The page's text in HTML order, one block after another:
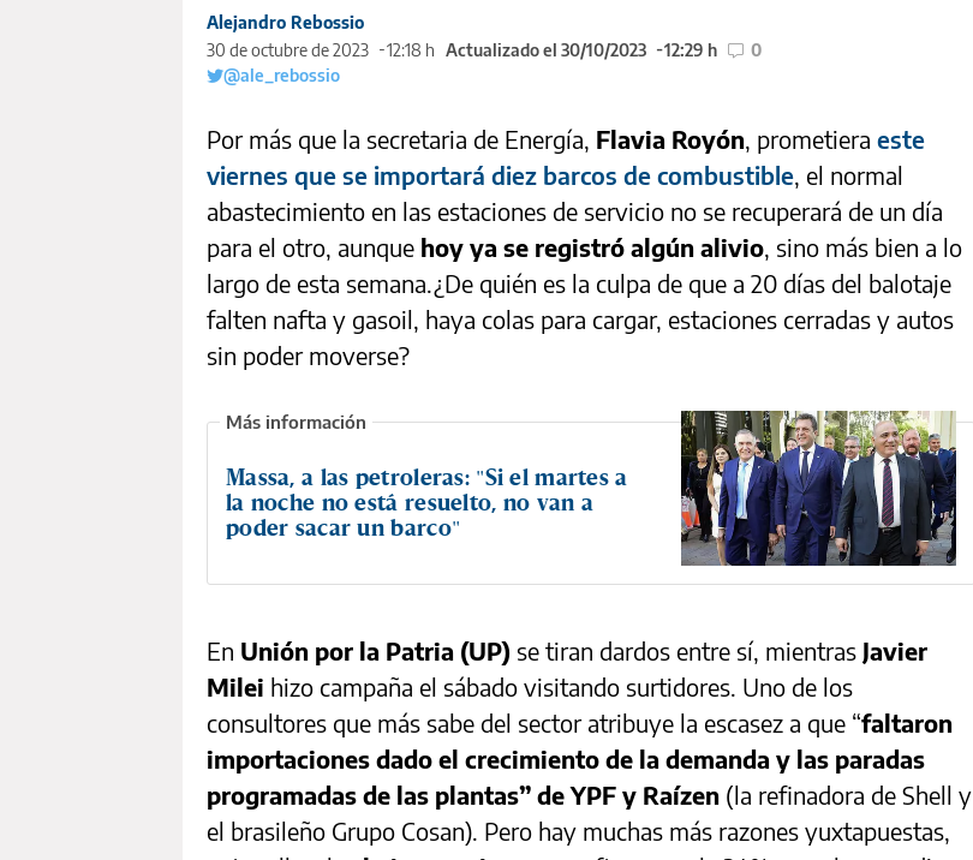
Alejandro Rebossio
30 de octubre de 2023
12:18 h Actualizado el 30/10/2023 12:29 h
0
@ale_rebossio
Por más que la secretaria de Energía, Flavia Royón, prometiera este
viernes que se importará diez barcos de combustible, el normal
abastecimiento en las estaciones de servicio no se recuperará de un día
para el otro, aunque hoy ya se registró algún alivio, sino más bien a lo
largo de esta semana.¿De quién es la culpa de que a 20 días del balotaje
falten nafta y gasoil, haya colas para cargar, estaciones cerradas y autos
sin poder moverse?
Massa, a las petroleras: "Si el martes a
la noche no está resuelto, no van a
poder sacar un barco"
En Unión por la Patria (UP) se tiran dardos entre sí, mientras Javier
Milei hizo campaña el sábado visitando surtidores. Uno de los
consultores que más sabe del sector atribuye la escasez a que “faltaron
importaciones dado el crecimiento de la demanda y las paradas
programadas de las plantas” de YPF y Raízen (la refinadora de Shell y
el brasileño Grupo Cosan). Pero hay muchas más razones yuxtapuestas,